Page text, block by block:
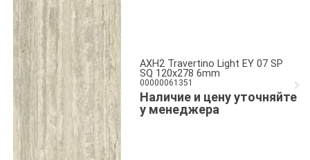
AXH2 Travertino Light EY 07 SP
SQ 120x278 6mm
00000061351
Наличие и цену уточняйте
у менеджера